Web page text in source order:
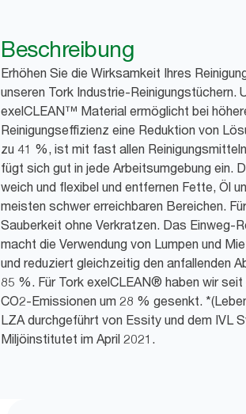
Beschreibung
Erhöhen Sie die Wirksamkeit Ihres
unseren Tork Industrie-Reinigungstüchern.
exelCLEAN™ Material ermöglicht bei
Reinigungseffizienz eine Reduktion von
zu 41 %, ist mit fast allen
fügt sich gut in jede Arbeitsumgebung ein.
weich und flexibel und entfernen Fette, Öl
meisten schwer erreichbaren Bereichen.
Sauberkeit ohne Verkratzen. Das Einweg-
macht die Verwendung von Lumpen und
und reduziert gleichzeitig den anfallenden
85 %. Für Tork exelCLEAN® haben wir seit
CO2-Emissionen um 28 % gesenkt.
LZA durchgeführt von Essity und dem IVL
Miljöinstitutet im April 2021.